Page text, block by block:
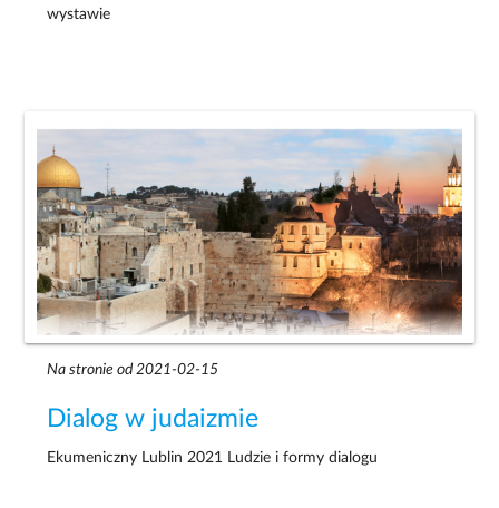
wystawie
Na stronie od 2021-02-15
Dialog w judaizmie
Ekumeniczny Lublin 2021 Ludzie i formy dialogu